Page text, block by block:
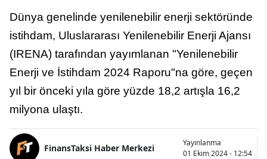
Dünya genelinde yenilenebilir enerji sektöründe
istihdam, Uluslararası Yenilenebilir Enerji Ajansı
(IRENA) tarafından yayımlanan "Yenilenebilir
Enerji ve İstihdam 2024 Raporu"na göre, geçen
yıl bir önceki yıla göre yüzde 18,2 artışla 16,2
milyona ulaştı.
FinansTaksi Haber Merkezi
Yayınlanma
01 Ekim 2024 - 12:54